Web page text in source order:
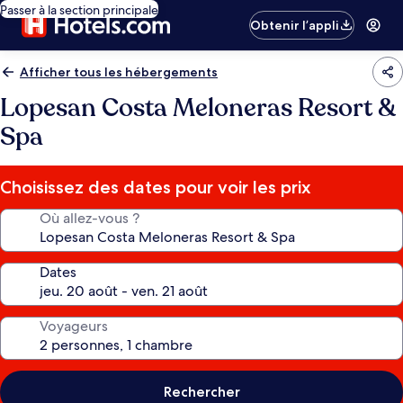
Passer à la section principale
Obtenir l’appli
Afficher tous les hébergements
Lopesan Costa Meloneras Resort &
Spa
Choisissez des dates pour voir les prix
Où allez-vous ?
Dates
Voyageurs
Rechercher